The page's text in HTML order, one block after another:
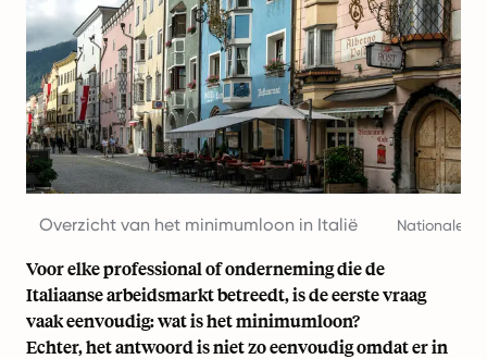
Overzicht van het minimumloon in Italië Nationale
Voor elke professional of onderneming die de
Italiaanse arbeidsmarkt betreedt, is de eerste vraag
vaak eenvoudig: wat is het minimumloon?
Echter, het antwoord is niet zo eenvoudig omdat er in